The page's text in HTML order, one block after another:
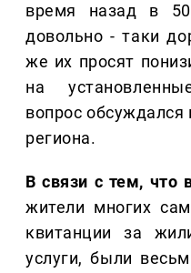
время назад в
довольно - таки
же их просят
на
вопрос
региона.
В связи с тем, что
жители многих
квитанции за
услуги, были